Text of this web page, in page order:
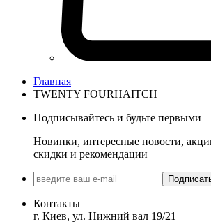
Главная
TWENTY FOURHAITCH
Подписывайтесь и будьте первыми
Новинки, интересные новости,
скидки и рекомендации
Контакты
г. Киев, ул. Нижний вал 19/21